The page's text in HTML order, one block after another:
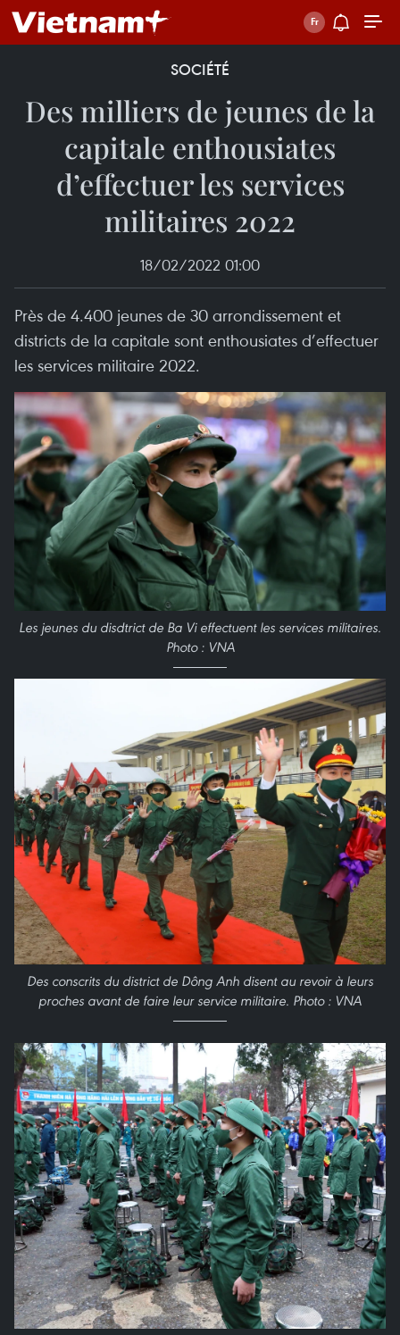
SOCIÉTÉ
Des milliers de jeunes de la
capitale enthousiates
d’effectuer les services
militaires 2022
18/02/2022 01:00
Près de 4.400 jeunes de 30 arrondissement et
districts de la capitale sont enthousiates d’effectuer
les services militaire 2022.
Les jeunes du disdtrict de Ba Vi effectuent les services militaires.
Photo : VNA
Des conscrits du district de Dông Anh disent au revoir à leurs
proches avant de faire leur service militaire. Photo : VNA